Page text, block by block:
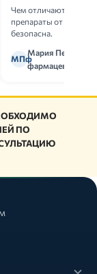
Чем отличаются
препараты от
безопасна.
МПф
Мария Петрова,
фармацевт
ПО